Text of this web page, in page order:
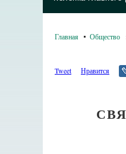
Главная Общество
Tweet Нравится